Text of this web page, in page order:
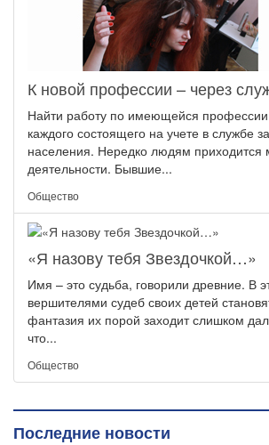
К новой профессии – через
Найти работу по имеющейся профессии
каждого состоящего на учете в службе
населения. Нередко людям приходится
деятельности. Бывшие...
Общество
«Я назову тебя Звездочкой…»
Имя – это судьба, говорили древние. В
вершителями судеб своих детей
фантазия их порой заходит слишком
что...
Общество
Последние новости